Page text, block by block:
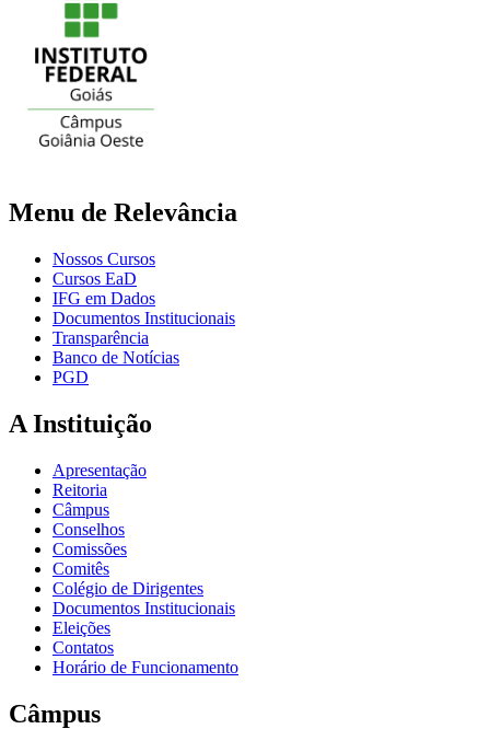
Menu de Relevância
Nossos Cursos
Cursos EaD
IFG em Dados
Documentos Institucionais
Transparência
Banco de Notícias
PGD
A Instituição
Apresentação
Reitoria
Câmpus
Conselhos
Comissões
Comitês
Colégio de Dirigentes
Documentos Institucionais
Eleições
Contatos
Horário de Funcionamento
Câmpus